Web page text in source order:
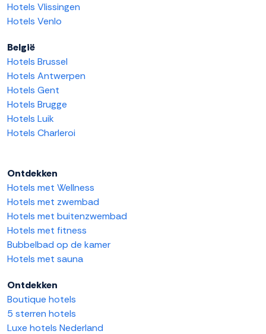
Hotels Vlissingen
Hotels Venlo
België
Hotels Brussel
Hotels Antwerpen
Hotels Gent
Hotels Brugge
Hotels Luik
Hotels Charleroi
Ontdekken
Hotels met Wellness
Hotels met zwembad
Hotels met buitenzwembad
Hotels met fitness
Bubbelbad op de kamer
Hotels met sauna
Ontdekken
Boutique hotels
5 sterren hotels
Luxe hotels Nederland